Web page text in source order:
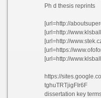
Ph d thesis reprints
[url=http://aboutsupercars.ru/
[url=http://www.klsball.at/scripts/guestbook/
[url=http://www.stek.cz/
[url=https://www.ofofomedia.com/./
[url=http://www.klsball.at/scripts/
https://
tghuTRTjigFIr6F
dissertation key